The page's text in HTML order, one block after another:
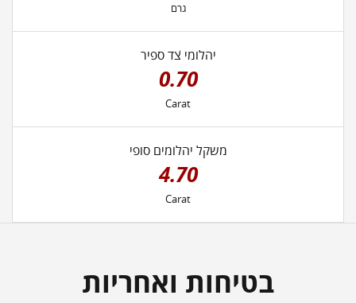
גרם
יהלומי צד ספיר
0.70
Carat
משקל יהלומים סופי
4.70
Carat
בטיחות ואחריות